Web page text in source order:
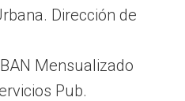
Dirección de
Mensualizado
Pub.